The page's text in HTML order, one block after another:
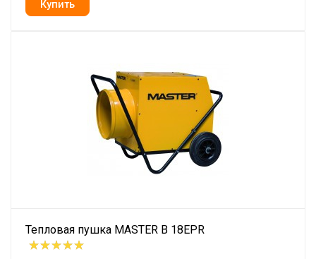
Тепловая пушка MASTER B 18EPR